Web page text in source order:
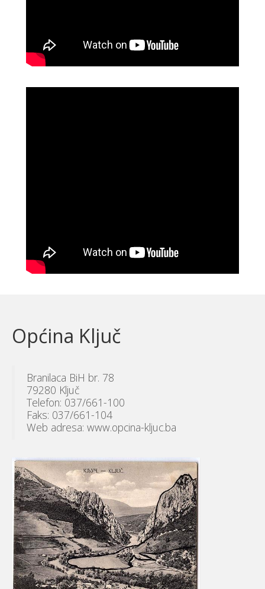
Općina Ključ
Branilaca BiH br. 78
79280 Ključ
Telefon: 037/661-100
Faks: 037/661-104
Web adresa: www.opcina-kljuc.ba